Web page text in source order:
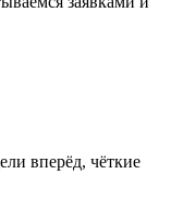
вперёд, чёткие